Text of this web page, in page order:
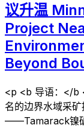
议升温
Project
Beyond
<p <b 导语：</b
名的边界水域采
——Tamarack镍